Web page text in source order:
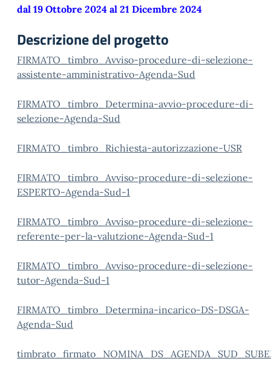
dal 19 Ottobre 2024 al 21 Dicembre 2024
Descrizione del progetto
FIRMATO_timbro_Avviso-procedure-di-selezione-
assistente-amministrativo-Agenda-Sud
FIRMATO_timbro_Determina-avvio-procedure-di-
selezione-Agenda-Sud
FIRMATO_timbro_Richiesta-autorizzazione-USR
FIRMATO_timbro_Avviso-procedure-di-selezione-
ESPERTO-Agenda-Sud-1
FIRMATO_timbro_Avviso-procedure-di-selezione-
referente-per-la-valutzione-Agenda-Sud-1
FIRMATO_timbro_Avviso-procedure-di-selezione-
tutor-Agenda-Sud-1
FIRMATO_timbro_Determina-incarico-DS-DSGA-
Agenda-Sud